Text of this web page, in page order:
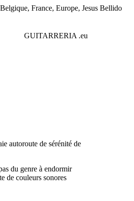
France, Europe, Jesus Bellido
GUITARRERIA .eu
autoroute de sérénité de
du genre à endormir
de couleurs sonores